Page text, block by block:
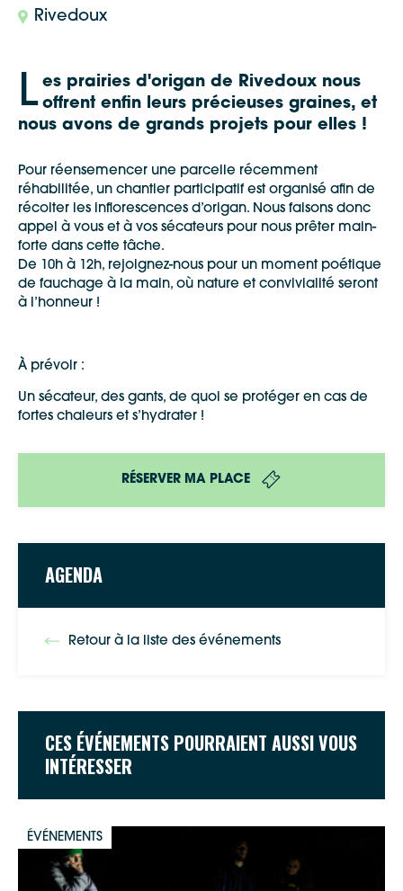
Rivedoux
RÉSERVER MA PLACE
AGENDA
Retour à la liste des événements
CES ÉVÉNEMENTS POURRAIENT AUSSI VOUS
INTÉRESSER
ÉVÉNEMENTS
L es prairies d'origan de Rivedoux nous
offrent enfin leurs précieuses graines, et
nous avons de grands projets pour elles !
Pour réensemencer une parcelle récemment
réhabilitée, un chantier participatif est organisé afin de
récolter les inflorescences d’origan. Nous faisons donc
appel à vous et à vos sécateurs pour nous prêter main-
forte dans cette tâche.
De 10h à 12h, rejoignez-nous pour un moment poétique
de fauchage à la main, où nature et convivialité seront
à l’honneur !
À prévoir :
Un sécateur, des gants, de quoi se protéger en cas de
fortes chaleurs et s’hydrater !